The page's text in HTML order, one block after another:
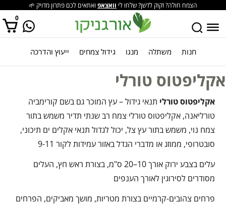
הצמח חולה? זקוק לדשן? שלחו לי וואצאפ ואתאים לכם פתרון מדויק 🌱
0
אין מוצרים בסל הקניות. חנות משתלה מנגו גידול צמחים ייעוץ והדרכה
אקליפטוס טורלי
אקליפטוס טורלי תנאי גידול – עץ המוכר גם בשם קורימביה
טורליאנה, אקליפטוס טורלי צמח רב שנתי תדיר משמש בתור
צמח נוי, משמש בתור עץ צל, יכול לגדול תנאי אקלים ים תיכוני,
סובטרופי, ממוזג או מדברי הגדל באזור עמידות לקור 9-11
עלים בצבע ירוק אורך 10–20 ס"מ, בצורת ראש חץ, העלים
מסודרים לסירוגין לאורך הענפים
פרחים צהובים-קרמיים בצורת מטריות, מושך מאביקים, הפרחים